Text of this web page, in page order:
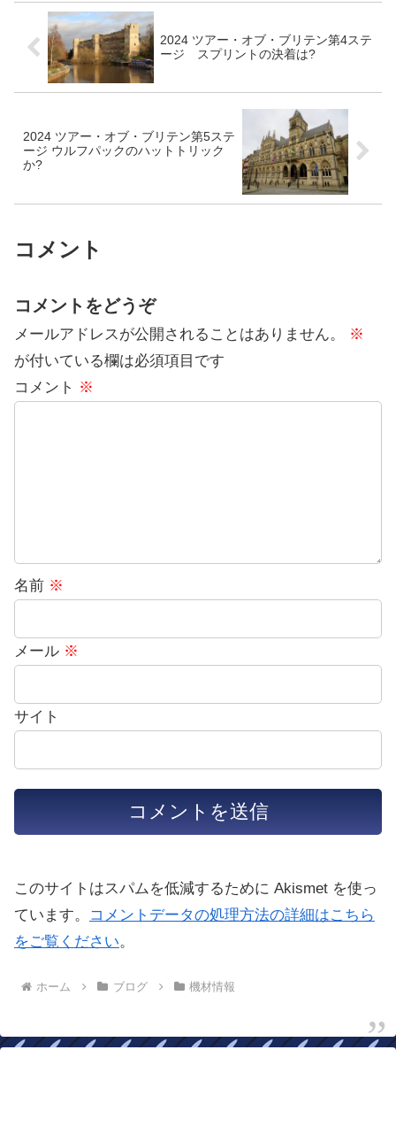
2024 ツアー・オブ・ブリテン第4ステ
ージ スプリントの決着は?
2024 ツアー・オブ・ブリテン第5ステ
ージ ウルフパックのハットトリック
か?
コメント
コメントをどうぞ
メールアドレスが公開されることはありません。
※
が付いている欄は必須項目です
コメント ※
名前 ※
メール ※
サイト
このサイトはスパムを低減するために Akismet を使っ
ています。
コメントデータの処理方法の詳細はこちら
をご覧ください。
ホーム ブログ 機材情報